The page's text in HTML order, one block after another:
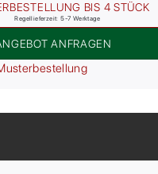
BIS 4 STÜCK
Regellieferzeit: 5-7 Werktage
ANFRAGEN